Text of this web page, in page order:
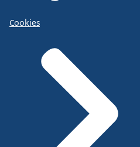
Cookies